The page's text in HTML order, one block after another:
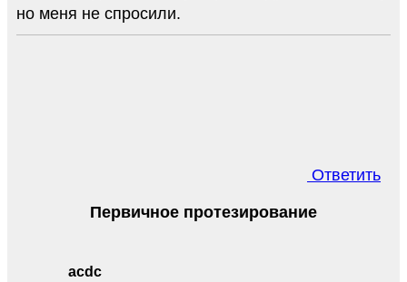
но меня не спросили.
Ответить
acdc
Первичное протезирование